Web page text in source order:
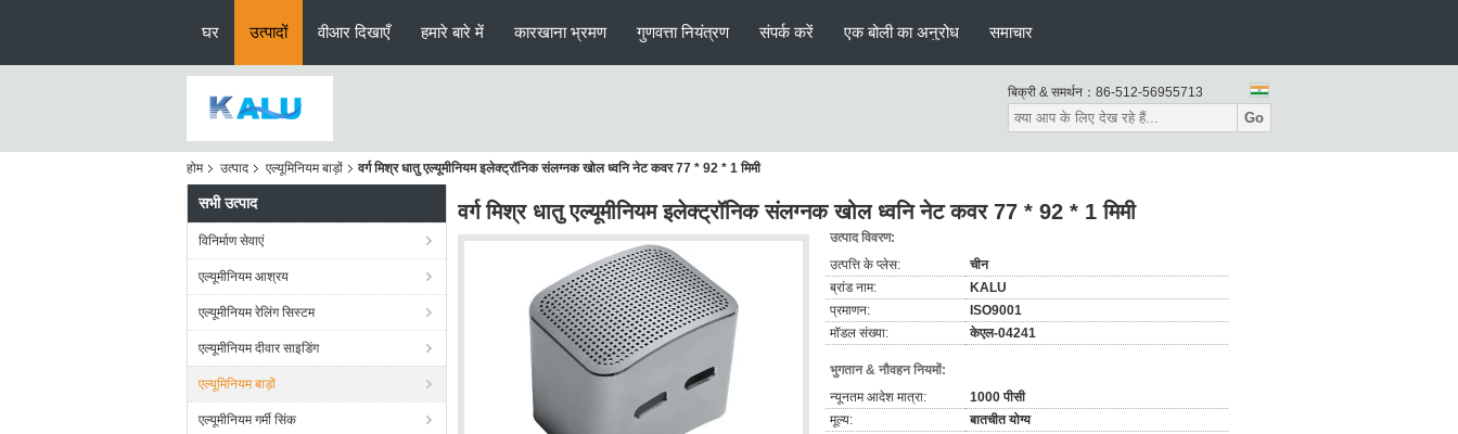
घर उत्पादों वीआर दिखाएँ हमारे बारे में कारखाना भ्रमण गुणवत्ता नियंत्रण संपर्क करें एक बोली का अनुरोध समाचार
बिक्री & समर्थन： 86-512-56955713
Go
होम उत्पाद एल्यूमिनियम बाड़ों वर्ग मिश्र धातु एल्यूमीनियम इलेक्ट्रॉनिक संलग्नक खोल ध्वनि नेट कवर 77 * 92 * 1 मिमी
सभी उत्पाद
विनिर्माण सेवाएं
एल्यूमीनियम आश्रय
एल्यूमीनियम रेलिंग सिस्टम
एल्यूमीनियम दीवार साइडिंग
एल्यूमिनियम बाड़ों
एल्यूमीनियम गर्मी सिंक
वर्ग मिश्र धातु एल्यूमीनियम इलेक्ट्रॉनिक संलग्नक खोल ध्वनि नेट कवर 77 * 92 * 1 मिमी
उत्पाद विवरण:
उत्पत्ति के प्लेस:
चीन
ब्रांड नाम:
KALU
प्रमाणन:
ISO9001
मॉडल संख्या:
केएल-04241
भुगतान & नौवहन नियमों:
न्यूनतम आदेश मात्रा:
1000 पीसी
मूल्य:
बातचीत योग्य